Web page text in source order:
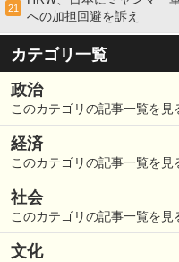
21
への加担回避を訴え
カテゴリ一覧
政治
このカテゴリの記事一覧を見
経済
このカテゴリの記事一覧を見
社会
このカテゴリの記事一覧を見
文化